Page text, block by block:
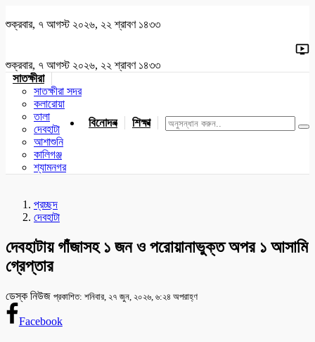
শুক্রবার, ৭ আগস্ট ২০২৬, ২২ শ্রাবণ ১৪৩৩
শুক্রবার, ৭ আগস্ট ২০২৬, ২২ শ্রাবণ ১৪৩৩
সাতক্ষীরা
সাতক্ষীরা সদর
কলারোয়া
তালা
দেবহাটা
আশাশুনি
কালিগঞ্জ
শ্যামনগর
বিনোদন শিক্ষা খেলাধুলা জাতীয় যশোর
প্রচ্ছদ
দেবহাটা
দেবহাটায় গাঁজাসহ ১ জন ও পরোয়ানাভুক্ত অপর ১ আসামি
গ্রেপ্তার
ডেস্ক নিউজ প্রকাশিত: শনিবার, ২৭ জুন, ২০২৬, ৬:২৪ অপরাহ্ণ
Facebook